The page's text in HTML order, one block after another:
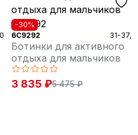
-30%
6C9292
31-37,5
Ботинки для активного
отдыха для мальчиков
3 835 ₽5 475 ₽